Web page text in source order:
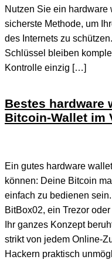
Nutzen Sie ein hardware
sicherste Methode, um
des Internets zu
Schlüssel bleiben
Kontrolle einzig […]
Bestes hardware
Bitcoin-Wallet im
Ein gutes hardware
können: Deine Bitcoin
einfach zu bedienen
BitBox02, ein Trezor
Ihr ganzes Konzept
strikt von jedem Online-
Hackern praktisch